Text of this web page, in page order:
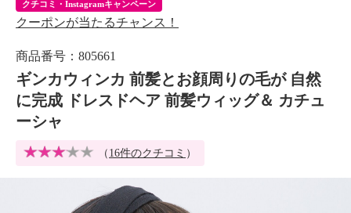
クチコミ・Instagramキャンペーン
クーポンが当たるチャンス！
商品番号：805661
ギンカウィンカ 前髪とお顔周りの毛が 自然
に完成 ドレスドヘア 前髪ウィッグ＆ カチュ
ーシャ
（ 16件のクチコミ ）